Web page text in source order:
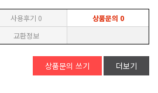
사용후기 0 상품문의 0
교환정보
상품문의 쓰기 더보기